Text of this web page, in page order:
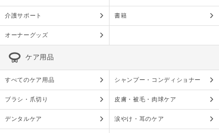
介護サポート 書籍
オーナーグッズ
ケア用品
すべてのケア用品 シャンプー・コンディショナー
ブラシ・爪切り 皮膚・被毛・肉球ケア
デンタルケア 涙やけ・耳のケア